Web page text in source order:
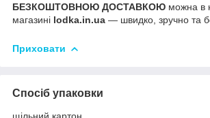
БЕЗКОШТОВНОЮ ДОСТАВКОЮ можна в
магазині lodka.in.ua — швидко, зручно та
Приховати
Спосіб упаковки
щільний картон